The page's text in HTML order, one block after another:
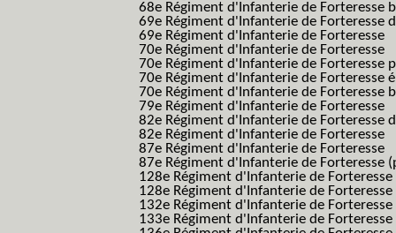
68e Régiment d'Infanterie de Forteresse
69e Régiment d'Infanterie de Forteresse
69e Régiment d'Infanterie de Forteresse
70e Régiment d'Infanterie de Forteresse
70e Régiment d'Infanterie de Forteresse
70e Régiment d'Infanterie de Forteresse
70e Régiment d'Infanterie de Forteresse
79e Régiment d'Infanterie de Forteresse
82e Régiment d'Infanterie de Forteresse
82e Régiment d'Infanterie de Forteresse
87e Régiment d'Infanterie de Forteresse
87e Régiment d'Infanterie de Forteresse
128e Régiment d'Infanterie de Forteresse
128e Régiment d'Infanterie de
132e Régiment d'Infanterie de Forteresse
133e Régiment d'Infanterie de Forteresse